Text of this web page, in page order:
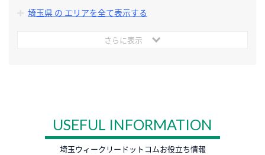
埼玉県 の エリアを全て表示する
さらに表示
USEFUL INFORMATION
埼玉ウィークリードットコムお役立ち情報